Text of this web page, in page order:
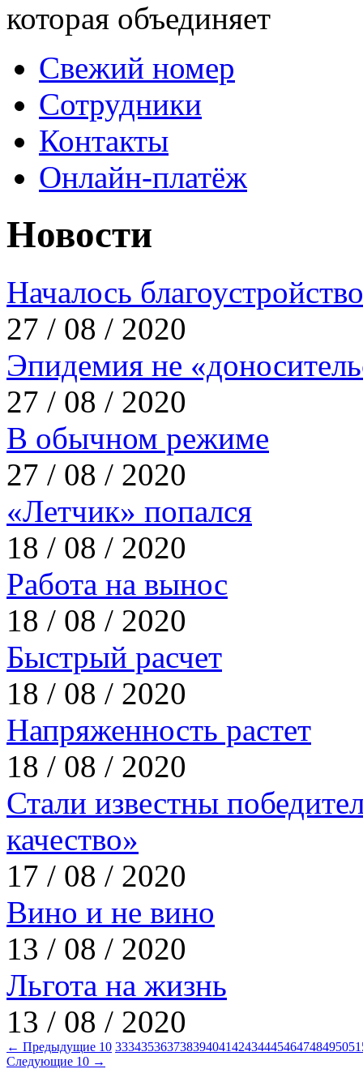
которая объединяет
Свежий номер
Сотрудники
Контакты
Онлайн-платёж
Новости
Началось
27 / 08 / 2020
Эпидемия не
27 / 08 / 2020
В обычном режиме
27 / 08 / 2020
«Летчик» попался
18 / 08 / 2020
Работа на вынос
18 / 08 / 2020
Быстрый расчет
18 / 08 / 2020
Напряженность растет
18 / 08 / 2020
Стали известны
качество»
17 / 08 / 2020
Вино и не вино
13 / 08 / 2020
Льгота на жизнь
13 / 08 / 2020
← Предыдущие 10 33343536373839404142434445464748495051
Следующие 10 →